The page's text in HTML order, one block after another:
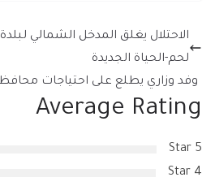
الاحتلال يغلق المدخل الشمالي
لحم-الحياة الجديدة
وفد وزاري يطلع على احتياجات
Average Rating
5 Star
4 Star